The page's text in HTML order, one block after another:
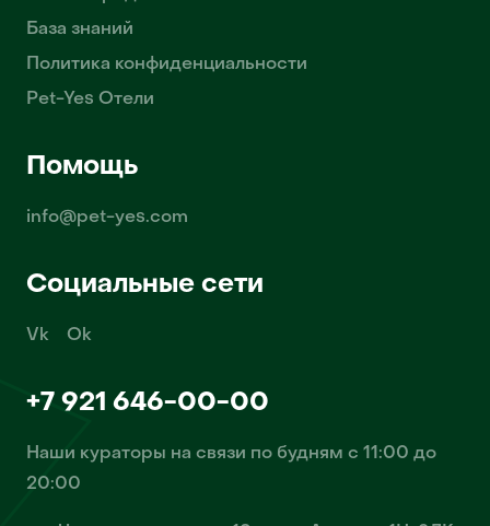
База знаний
Политика конфиденциальности
Pet-Yes Отели
Помощь
info@pet-yes.com
Социальные сети
Vk Ok
+7 921 646-00-00
Наши кураторы на связи по будням с 11:00 до
20:00